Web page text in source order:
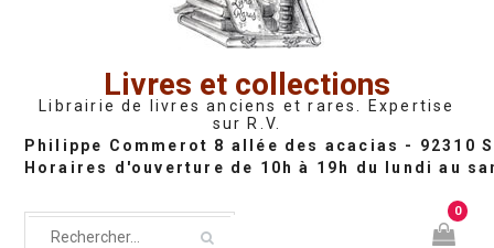
Livres et collections
Librairie de livres anciens et rares. Expertise
sur R.V.
0